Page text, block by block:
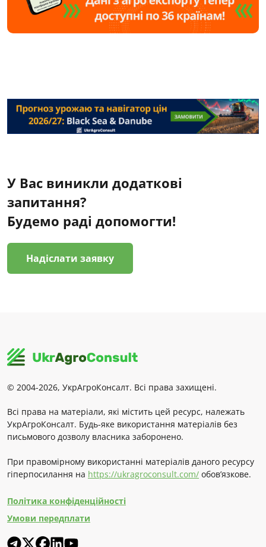
У Вас виникли додаткові
запитання?
Будемо раді допомогти!
Надіслати заявку
© 2004-2026, УкрАгроКонсалт. Всі права захищені.
Всі права на матеріали, які містить цей ресурс, належать
УкрАгроКонсалт. Будь-яке використання матеріалів без
письмового дозволу власника заборонено.
При правомірному використанні матеріалів даного ресурсу
гіперпосилання на https://ukragroconsult.com/ обов’язкове.
Політика конфіденційності
Умови передплати